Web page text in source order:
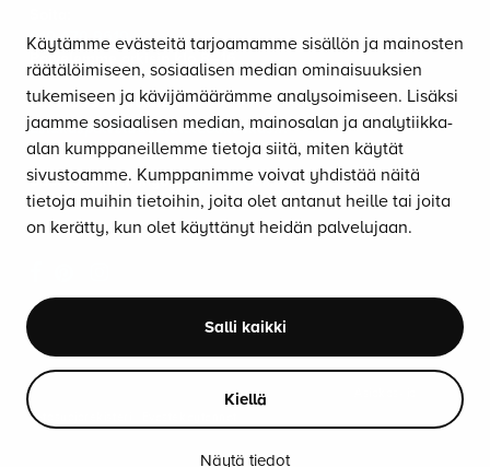
Käytämme evästeitä tarjoamamme sisällön ja mainosten
räätälöimiseen, sosiaalisen median ominaisuuksien
tukemiseen ja kävijämäärämme analysoimiseen. Lisäksi
jaamme sosiaalisen median, mainosalan ja analytiikka-
alan kumppaneillemme tietoja siitä, miten käytät
sivustoamme. Kumppanimme voivat yhdistää näitä
tietoja muihin tietoihin, joita olet antanut heille tai joita
on kerätty, kun olet käyttänyt heidän palvelujaan.
Salli kaikki
Kiellä
Näytä tiedot
010 470 9610
Palvelemme arkisin klo 8–16.
Lähetä sähköpostia:
asiakaspalvelu@satulatuolikeskus.fi
Saat tuolimme myöskoekäyttöön!
SEURAA SOMESSA
© 2026 Suomen Satulatuolikeskus. All Rights Reserved.
tietosuojarekisteri